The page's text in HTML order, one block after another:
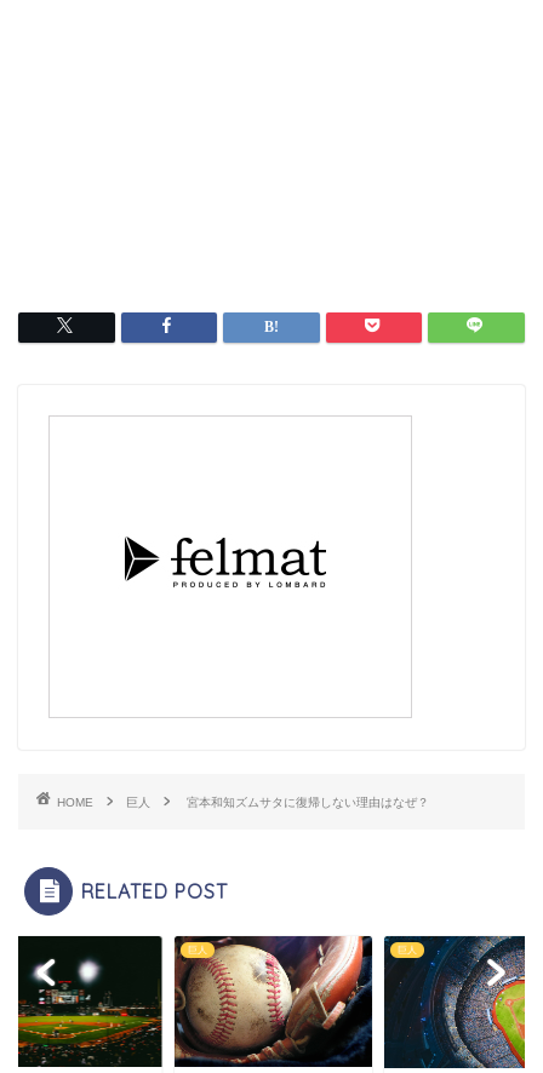
HOME 巨人 宮本和知ズムサタに復帰しない理由はなぜ？
RELATED POST
巨人 巨人